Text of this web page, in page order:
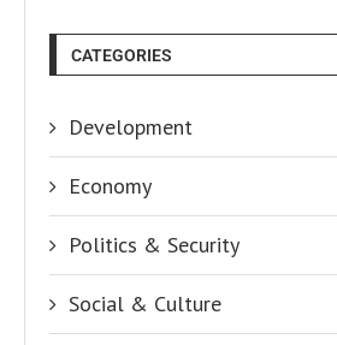
CATEGORIES
Development
Economy
Politics & Security
Social & Culture